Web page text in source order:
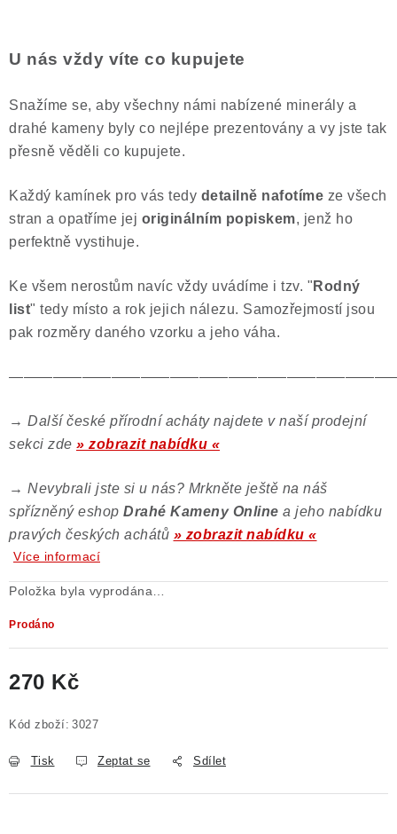
U nás vždy víte co kupujete
Snažíme se, aby všechny námi nabízené minerály a
drahé kameny byly co nejlépe prezentovány a vy jste tak
přesně věděli co kupujete.
Každý kamínek pro vás tedy detailně nafotíme ze všech
stran a opatříme jej originálním popiskem, jenž ho
perfektně vystihuje.
Ke všem nerostům navíc vždy uvádíme i tzv. " Rodný
list" tedy místo a rok jejich nálezu. Samozřejmostí jsou
pak rozměry daného vzorku a jeho váha.
→ Další české přírodní acháty najdete v naší prodejní
sekci zde » zobrazit nabídku «
→ Nevybrali jste si u nás? Mrkněte ještě na náš
spřízněný eshop Drahé Kameny Online a jeho nabídku
pravých českých achátů » zobrazit nabídku «
Více informací
Položka byla vyprodána…
Prodáno
270 Kč
Kód zboží: 3027
Tisk Zeptat se Sdílet